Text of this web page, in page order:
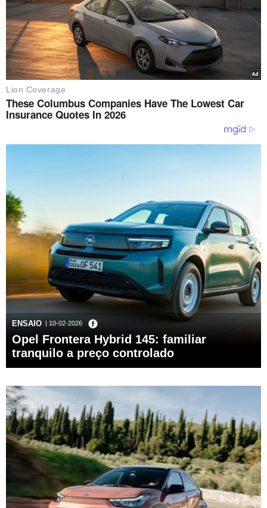
ENSAIO | 10-02-2026
Opel Frontera Hybrid 145: familiar
tranquilo a preço controlado